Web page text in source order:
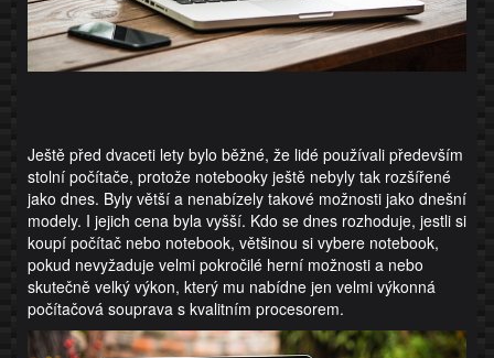
Ještě před dvaceti lety bylo běžné, že lidé používali především
stolní počítače, protože notebooky ještě nebyly tak rozšířené
jako dnes. Byly větší a nenabízely takové možnosti jako dnešní
modely. I jejich cena byla vyšší. Kdo se dnes rozhoduje, jestli si
koupí počítač nebo notebook, většinou si vybere notebook,
pokud nevyžaduje velmi pokročilé herní možnosti a nebo
skutečně velký výkon, který mu nabídne jen velmi výkonná
počítačová souprava s kvalitním procesorem.